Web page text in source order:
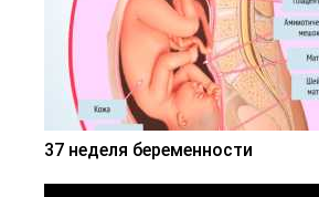
37 неделя беременности